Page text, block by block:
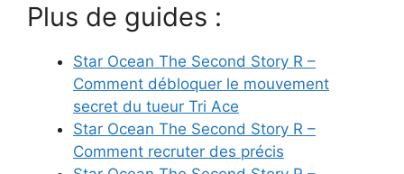
Plus de guides :
Star Ocean The Second Story R –
Comment débloquer le mouvement
secret du tueur Tri Ace
Star Ocean The Second Story R –
Comment recruter des précis